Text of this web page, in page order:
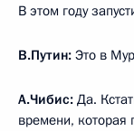
В этом году
В.Путин: Это в
А.Чибис: Да.
времени, которая